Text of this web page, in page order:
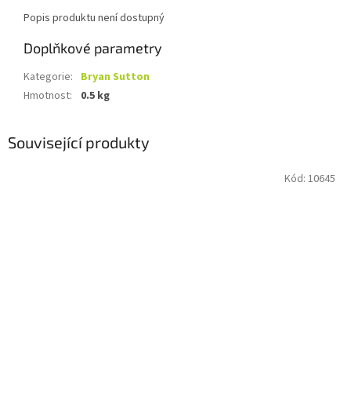
Popis produktu není dostupný
Doplňkové parametry
Kategorie: Bryan Sutton
Hmotnost: 0.5 kg
Související produkty
Kód: 10645